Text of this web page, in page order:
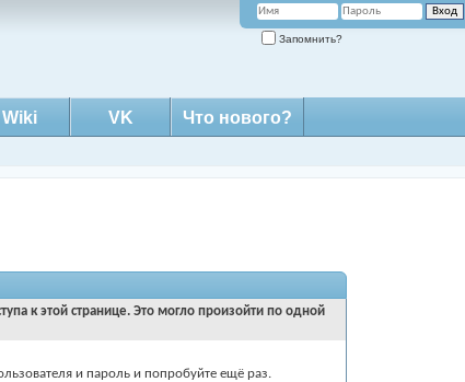
Запомнить?
Wiki VK Что нового?
к этой странице. Это могло произойти по одной
и пароль и попробуйте ещё раз.